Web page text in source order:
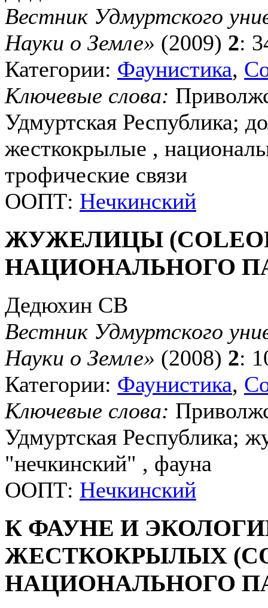
Вестник Удмуртского
Науки о Земле» (2009) 2:
Категории: Фаунистика,
Ключевые слова:
Удмуртская Республика;
жесткокрылые ,
трофические связи
ООПТ: Нечкинский
ЖУЖЕЛИЦЫ
НАЦИОНАЛЬНОГО
Дедюхин СВ
Вестник Удмуртского
Науки о Земле» (2008) 2:
Категории: Фаунистика,
Ключевые слова:
Удмуртская Республика;
"нечкинский" , фауна
ООПТ: Нечкинский
К ФАУНЕ И
ЖЕСТКОКРЫЛЫХ
НАЦИОНАЛЬНОГО